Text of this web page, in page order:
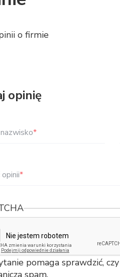
o firmie
opinię
*
*
pomaga sprawdzić,